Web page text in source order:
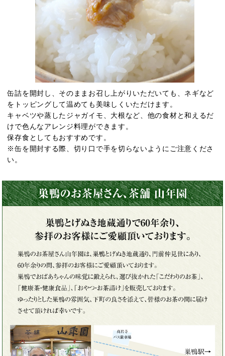
缶詰を開封し、そのままお召し上がりいただいても、ネギなど
をトッピングして温めても美味しくいただけます。
キャベツや蒸したジャガイモ、大根など、他の食材と和えるだ
けで色んなアレンジ料理ができます。
保存食としてもおすすめです。
※缶を開封する際、切り口で手を切らないようにご注意くださ
い。